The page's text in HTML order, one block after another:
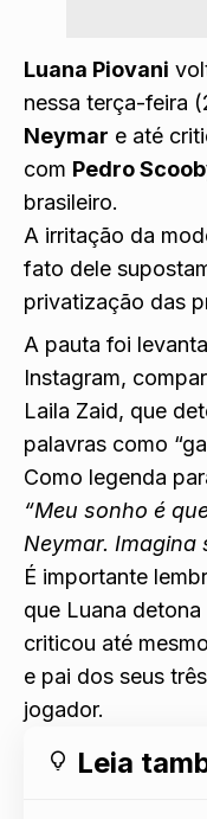
Luana Piovani
nessa terça-feira
Neymar e até
com Pedro
brasileiro.
A irritação da
fato dele
privatização das
A pauta foi
Instagram,
Laila Zaid, que
palavras como
Como legenda
“Meu sonho é
Neymar. Imagina
É importante
que Luana
criticou até
e pai dos seus
jogador.
Leia